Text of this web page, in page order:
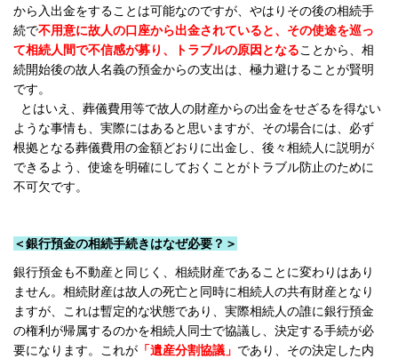
から入出金をすることは可能なのですが、やはりその後の相続手
続で不用意に故人の口座から出金されていると、その使途を巡っ
て相続人間で不信感が募り、トラブルの原因となることから、相
続開始後の故人名義の預金からの支出は、極力避けることが賢明
です。
とはいえ、葬儀費用等で故人の財産からの出金をせざるを得ない
ような事情も、実際にはあると思いますが、その場合には、必ず
根拠となる葬儀費用の金額どおりに出金し、後々相続人に説明が
できるよう、使途を明確にしておくことがトラブル防止のために
不可欠です。
＜銀行預金の相続手続きはなぜ必要？＞
銀行預金も不動産と同じく、相続財産であることに変わりはあり
ません。相続財産は故人の死亡と同時に相続人の共有財産となり
ますが、これは暫定的な状態であり、実際相続人の誰に銀行預金
の権利が帰属するのかを相続人同士で協議し、決定する手続が必
要になります。これが 「遺産分割協議」 であり、その決定した内